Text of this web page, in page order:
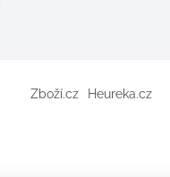
produktu je 4 z 5
Zboží.cz Heureka.cz